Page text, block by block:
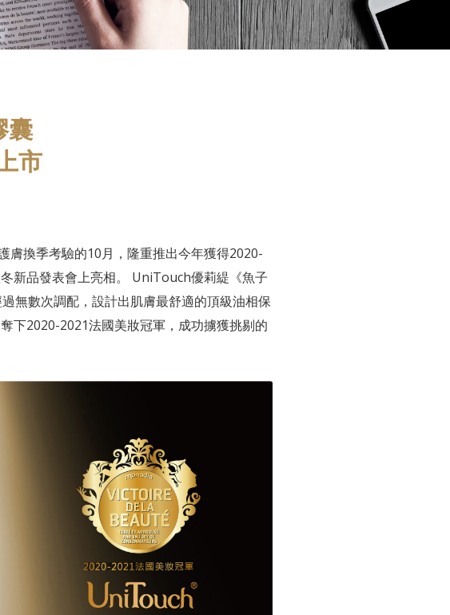
囊
市
換季考驗的10月，隆重推出今年獲得2020-
新品發表會上亮相。 UniTouch優莉緹《魚子
無數次調配，設計出肌膚最舒適的頂級油相保
下2020-2021法國美妝冠軍，成功擄獲挑剔的